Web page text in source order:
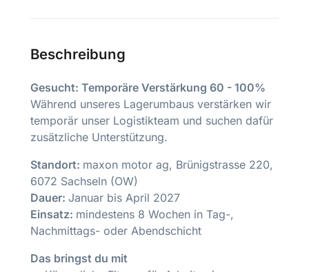
Beschreibung
Gesucht: Temporäre Verstärkung 60 - 100%
Während unseres Lagerumbaus verstärken wir
temporär unser Logistikteam und suchen dafür
zusätzliche Unterstützung.
Standort: maxon motor ag, Brünigstrasse 220,
6072 Sachseln (OW)
Dauer: Januar bis April 2027
Einsatz: mindestens 8 Wochen in Tag-,
Nachmittags- oder Abendschicht
Das bringst du mit